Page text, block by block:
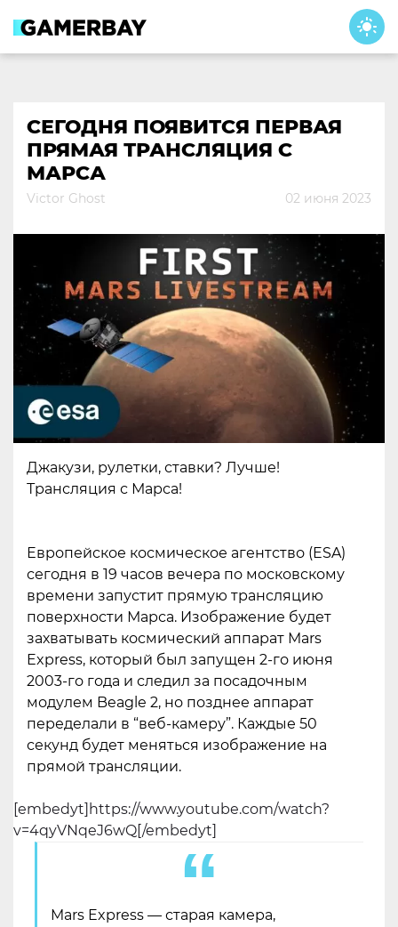
content
СЕГОДНЯ ПОЯВИТСЯ ПЕРВАЯ
ПРЯМАЯ ТРАНСЛЯЦИЯ С
МАРСА
Victor Ghost 02 июня 2023
Джакузи, рулетки, ставки? Лучше!
Трансляция с Марса!
Европейское космическое агентство (ESA)
сегодня в 19 часов вечера по московскому
времени запустит прямую трансляцию
поверхности Марса. Изображение будет
захватывать космический аппарат Mars
Express, который был запущен 2-го июня
2003-го года и следил за посадочным
модулем Beagle 2, но позднее аппарат
переделали в “веб-камеру”. Каждые 50
секунд будет меняться изображение на
прямой трансляции.
[embedyt]https://www.youtube.com/watch?
v=4qyVNqeJ6wQ[/embedyt]
Mars Express — старая камера,